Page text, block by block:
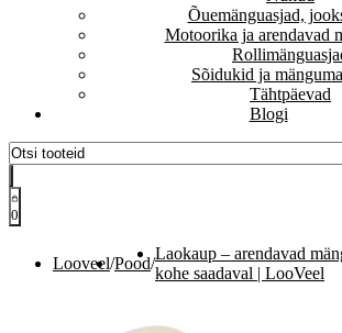
Õuemänguasjad,
Motoorika ja arendavad
Sõidukid ja
Tähtpäevad
Blogi
0
Looveel/Pood/
Laokaup – arendavad
kohe saadaval | LooVeel